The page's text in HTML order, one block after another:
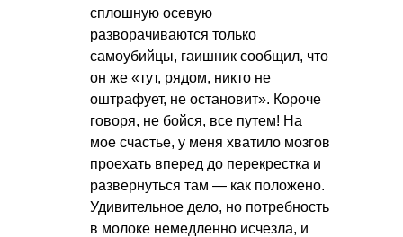
сплошную осевую
разворачиваются только
самоубийцы, гаишник сообщил, что
он же «тут, рядом, никто не
оштрафует, не остановит». Короче
говоря, не бойся, все путем! На
мое счастье, у меня хватило мозгов
проехать вперед до перекрестка и
развернуться там — как положено.
Удивительное дело, но потребность
в молоке немедленно исчезла, и